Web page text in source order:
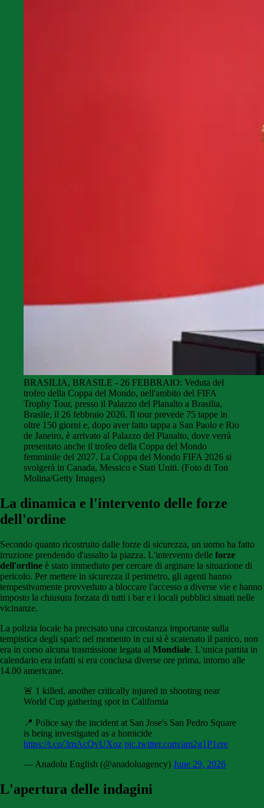
BRASILIA, BRASILE - 26 FEBBRAIO: Veduta del
trofeo della Coppa del Mondo, nell'ambito del FIFA
Trophy Tour, presso il Palazzo del Planalto a Brasilia,
Brasile, il 26 febbraio 2026. Il tour prevede 75 tappe in
oltre 150 giorni e, dopo aver fatto tappa a San Paolo e Rio
de Janeiro, è arrivato al Palazzo del Planalto, dove verrà
presentato anche il trofeo della Coppa del Mondo
femminile del 2027. La Coppa del Mondo FIFA 2026 si
svolgerà in Canada, Messico e Stati Uniti. (Foto di Ton
Molina/Getty Images)
La dinamica e l'intervento delle forze
dell'ordine
Secondo quanto ricostruito dalle forze di sicurezza, un uomo ha fatto
irruzione prendendo d'assalto la piazza. L'intervento delle forze
dell'ordine è stato immediato per cercare di arginare la situazione di
pericolo. Per mettere in sicurezza il perimetro, gli agenti hanno
tempestivamente provveduto a bloccare l'accesso a diverse vie e hanno
imposto la chiusura forzata di tutti i bar e i locali pubblici situati nelle
vicinanze.
La polizia locale ha precisato una circostanza importante sulla
tempistica degli spari: nel momento in cui si è scatenato il panico, non
era in corso alcuna trasmissione legata al Mondiale. L'unica partita in
calendario era infatti si era conclusa diverse ore prima, intorno alle
14.00 americane.
🚨 1 killed, another critically injured in shooting near
World Cup gathering spot in California
📍 Police say the incident at San Jose's San Pedro Square
is being investigated as a homicide
https://t.co/3mAcOvUXoz pic.twitter.com/am2g1P1ere
— Anadolu English (@anadoluagency) June 29, 2026
L'apertura delle indagini